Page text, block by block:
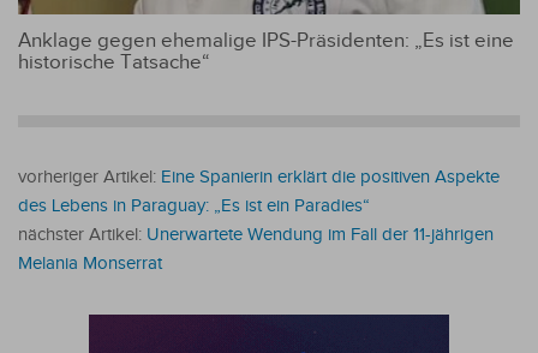
Anklage gegen ehemalige IPS-Präsidenten: „Es ist eine
historische Tatsache“
vorheriger Artikel: Eine Spanierin erklärt die positiven Aspekte
des Lebens in Paraguay: „Es ist ein Paradies“
nächster Artikel: Unerwartete Wendung im Fall der 11-jährigen
Melania Monserrat